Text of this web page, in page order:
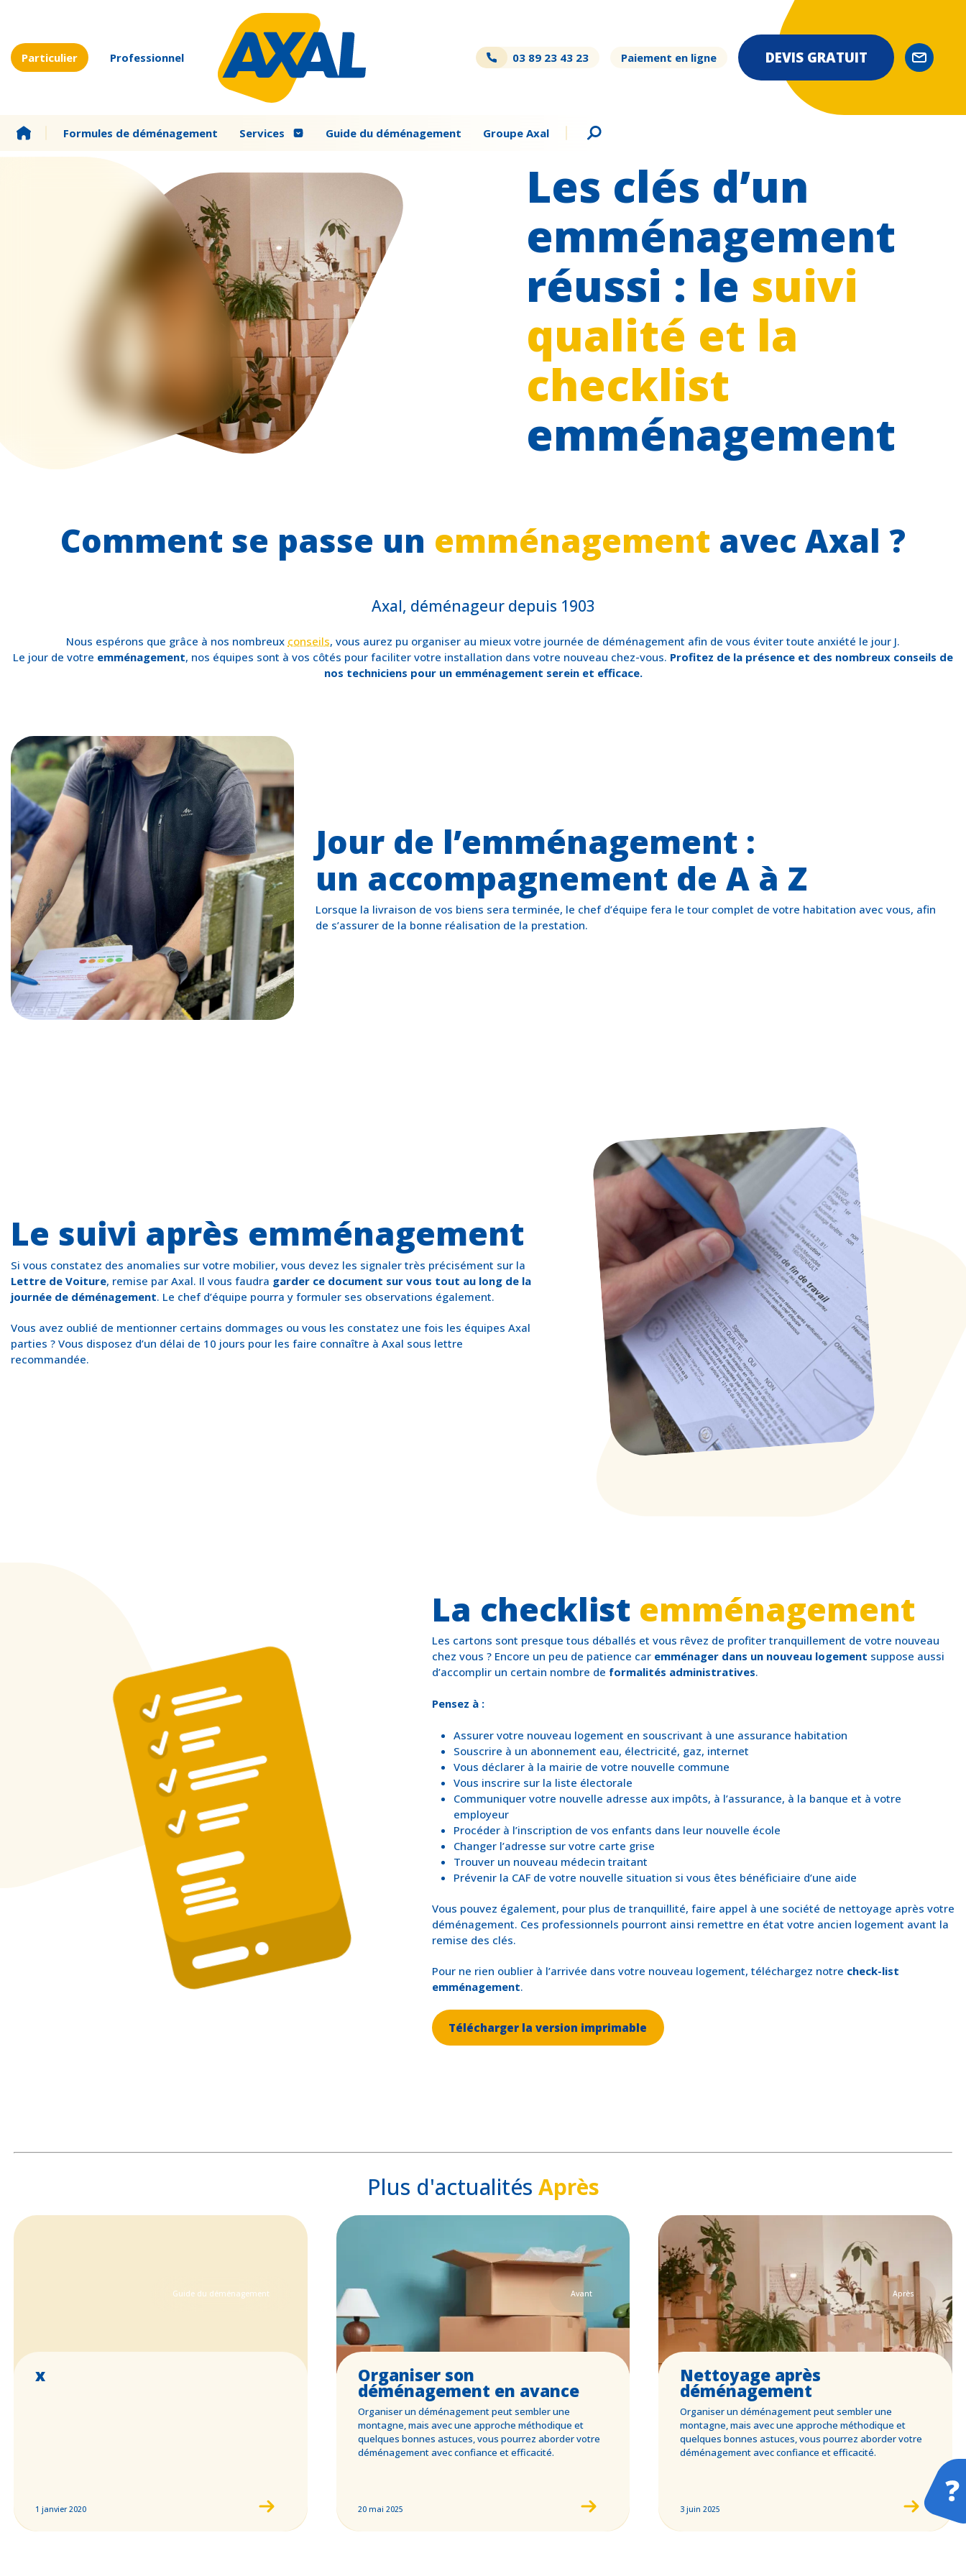
Formules de déménagement Services Guide du déménagement Groupe Axal
Particulier Professionnel 03 89 23 43 23 Paiement en ligne DEVIS GRATUIT
Les clés d’un
emménagement
réussi : le suivi
qualité et la
checklist
emménagement
Comment se passe un emménagement avec Axal ?
Axal, déménageur depuis 1903
Nous espérons que grâce à nos nombreux conseils, vous aurez pu organiser au mieux votre journée de déménagement afin de vous éviter toute anxiété le jour J.
Le jour de votre emménagement, nos équipes sont à vos côtés pour faciliter votre installation dans votre nouveau chez-vous. Profitez de la présence et des nombreux conseils de
nos techniciens pour un emménagement serein et efficace.
Jour de l’emménagement :
un accompagnement de A à Z
Lorsque la livraison de vos biens sera terminée, le chef d’équipe fera le tour complet de votre habitation avec vous, afin
de s’assurer de la bonne réalisation de la prestation.
Le suivi après emménagement
Si vous constatez des anomalies sur votre mobilier, vous devez les signaler très précisément sur la
Lettre de Voiture, remise par Axal. Il vous faudra garder ce document sur vous tout au long de la
journée de déménagement. Le chef d’équipe pourra y formuler ses observations également.
Vous avez oublié de mentionner certains dommages ou vous les constatez une fois les équipes Axal
parties ? Vous disposez d’un délai de 10 jours pour les faire connaître à Axal sous lettre
recommandée.
La checklist emménagement
Les cartons sont presque tous déballés et vous rêvez de profiter tranquillement de votre nouveau
chez vous ? Encore un peu de patience car emménager dans un nouveau logement suppose aussi
d’accomplir un certain nombre de formalités administratives.
Pensez à :
Assurer votre nouveau logement en souscrivant à une assurance habitation
Souscrire à un abonnement eau, électricité, gaz, internet
Vous déclarer à la mairie de votre nouvelle commune
Vous inscrire sur la liste électorale
Communiquer votre nouvelle adresse aux impôts, à l’assurance, à la banque et à votre
employeur
Procéder à l’inscription de vos enfants dans leur nouvelle école
Changer l’adresse sur votre carte grise
Trouver un nouveau médecin traitant
Prévenir la CAF de votre nouvelle situation si vous êtes bénéficiaire d’une aide
Vous pouvez également, pour plus de tranquillité, faire appel à une société de nettoyage après votre
déménagement. Ces professionnels pourront ainsi remettre en état votre ancien logement avant la
remise des clés.
Pour ne rien oublier à l’arrivée dans votre nouveau logement, téléchargez notre check-list
emménagement.
Télécharger la version imprimable
Plus d'actualités Après
Guide du déménagement
x
1 janvier 2020
Avant
Organiser son
déménagement en avance
Organiser un déménagement peut sembler une
montagne, mais avec une approche méthodique et
quelques bonnes astuces, vous pourrez aborder votre
déménagement avec confiance et efficacité.
20 mai 2025
Après
Nettoyage après
déménagement
Organiser un déménagement peut sembler une
montagne, mais avec une approche méthodique et
quelques bonnes astuces, vous pourrez aborder votre
déménagement avec confiance et efficacité.
3 juin 2025